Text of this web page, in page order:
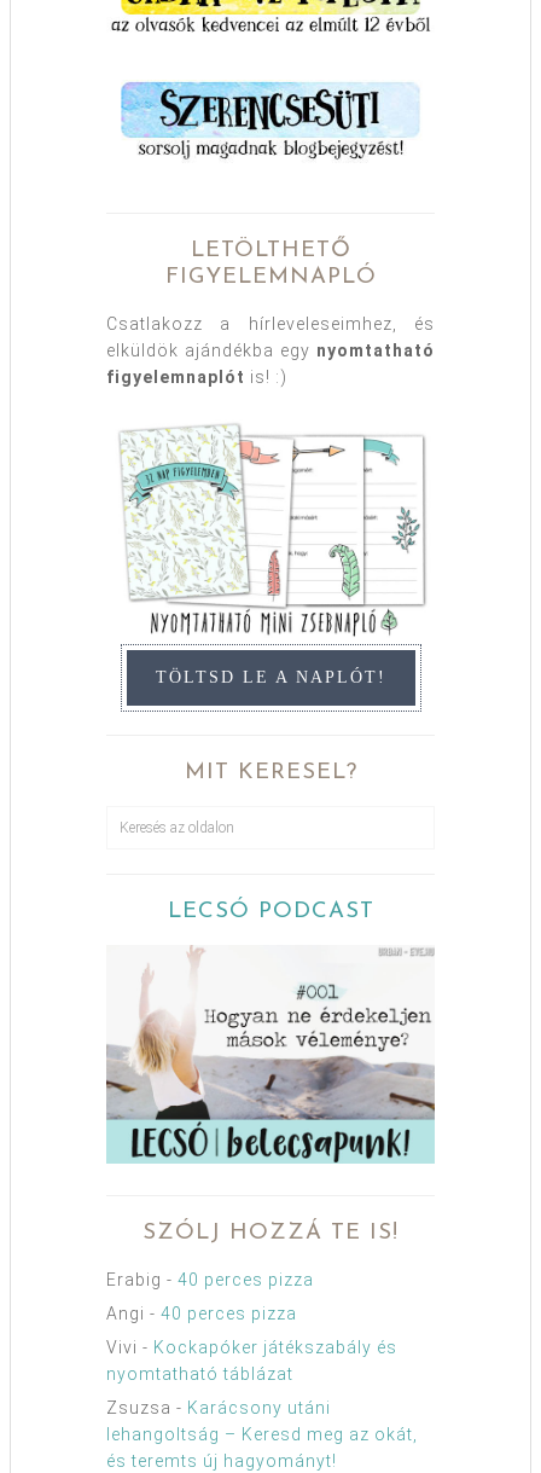
LETÖLTHETŐ
FIGYELEMNAPLÓ
Csatlakozz a hírleveleseimhez, és
elküldök ajándékba egy nyomtatható
figyelemnaplót is! :)
TÖLTSD LE A NAPLÓT!
MIT KERESEL?
LECSÓ PODCAST
SZÓLJ HOZZÁ TE IS!
Erabig - 40 perces pizza
Angi - 40 perces pizza
Vivi - Kockapóker játékszabály és
nyomtatható táblázat
Zsuzsa - Karácsony utáni
lehangoltság – Keresd meg az okát,
és teremts új hagyományt!